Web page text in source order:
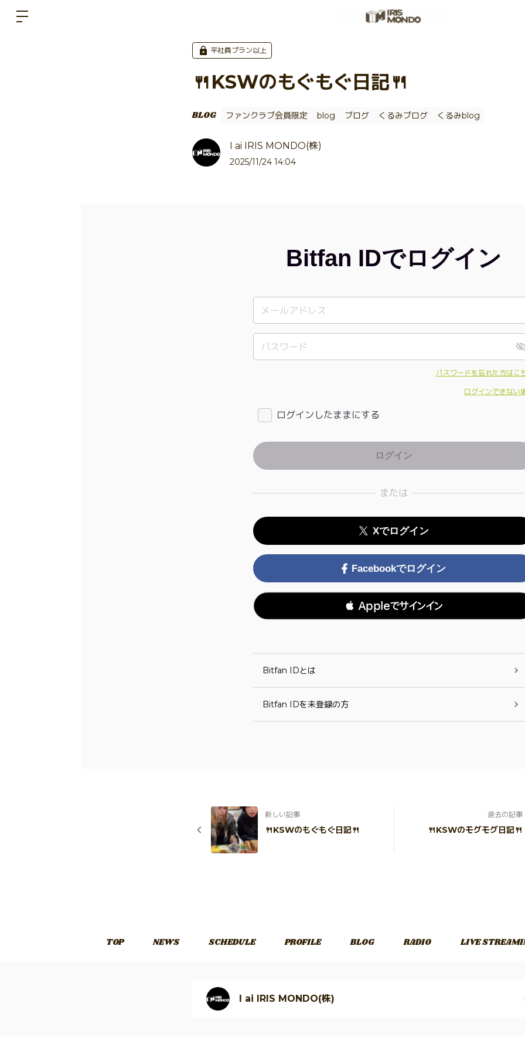
平社員プラン以上
🍴KSWのもぐもぐ日記🍴
BLOG ファンクラブ会員限定 blog ブログ くるみブログ くるみblog
I ai IRIS MONDO(株)
2025/11/24 14:04
Bitfan IDでログイン
パスワードを忘れた方はこ
ログインできない
ログインしたままにする
または
Xでログイン
Facebookでログイン
 Appleでサインイン
Bitfan IDとは
Bitfan IDを未登録の方
新しい記事
🍴KSWのもぐもぐ日記🍴
過去の記事
🍴KSWのモグモグ日記🍴
TOP NEWS SCHEDULE PROFILE BLOG RADIO LIVE
I ai IRIS MONDO(株)